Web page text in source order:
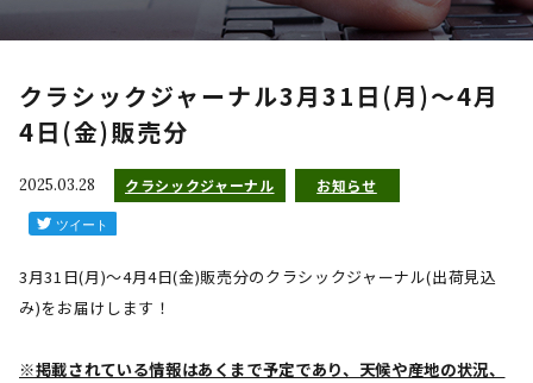
クラシックジャーナル3月31日(月)～4月
4日(金)販売分
2025.03.28 クラシックジャーナル お知らせ
3月31日(月)～4月4日(金)販売分のクラシックジャーナル(出荷見込
み)をお届けします！
※掲載されている情報はあくまで予定であり、天候や産地の状況、